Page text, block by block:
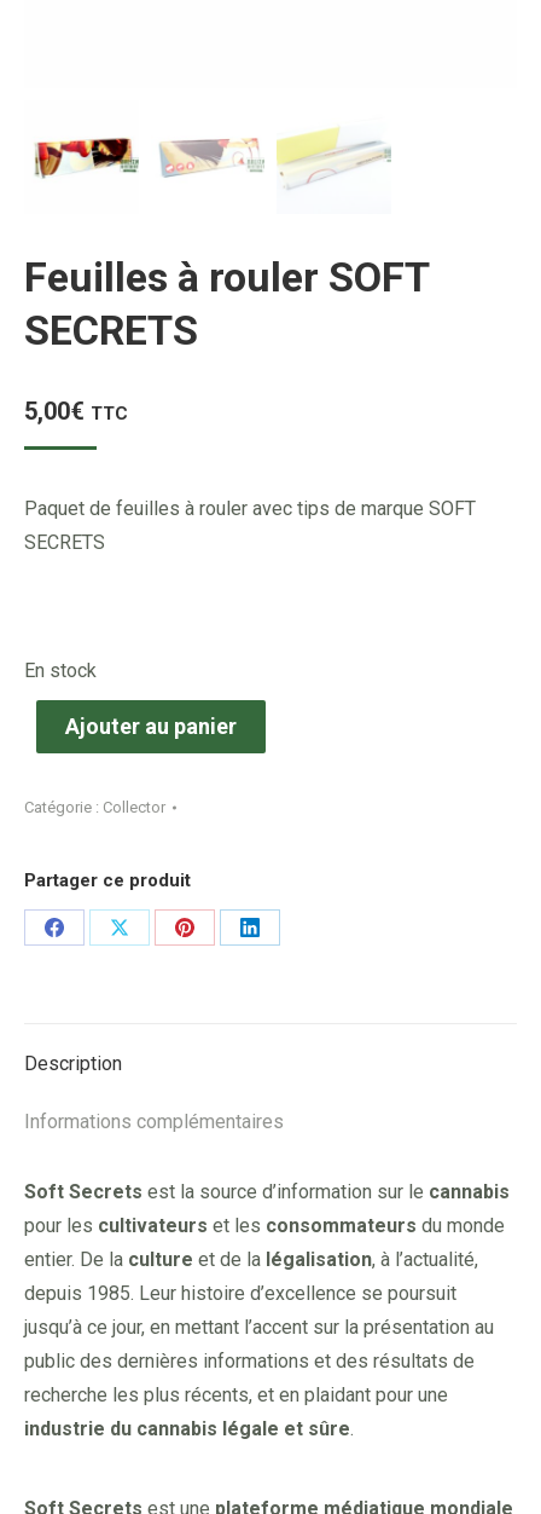
Feuilles à rouler SOFT
SECRETS
5,00€ TTC
Paquet de feuilles à rouler avec tips de marque SOFT
SECRETS
En stock
Ajouter au panier
Catégorie : Collector
Partager ce produit
Share
Share
Share
Share
Description
Informations complémentaires
Soft Secrets est la source d’information sur le cannabis
pour les cultivateurs et les consommateurs du monde
entier. De la culture et de la légalisation, à l’actualité,
depuis 1985. Leur histoire d’excellence se poursuit
jusqu’à ce jour, en mettant l’accent sur la présentation au
public des dernières informations et des résultats de
recherche les plus récents, et en plaidant pour une
industrie du cannabis légale et sûre.
Soft Secrets est une plateforme médiatique mondiale